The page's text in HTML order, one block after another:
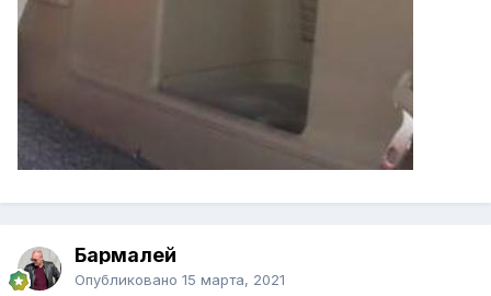
Бармалей
Опубликовано 15 марта, 2021